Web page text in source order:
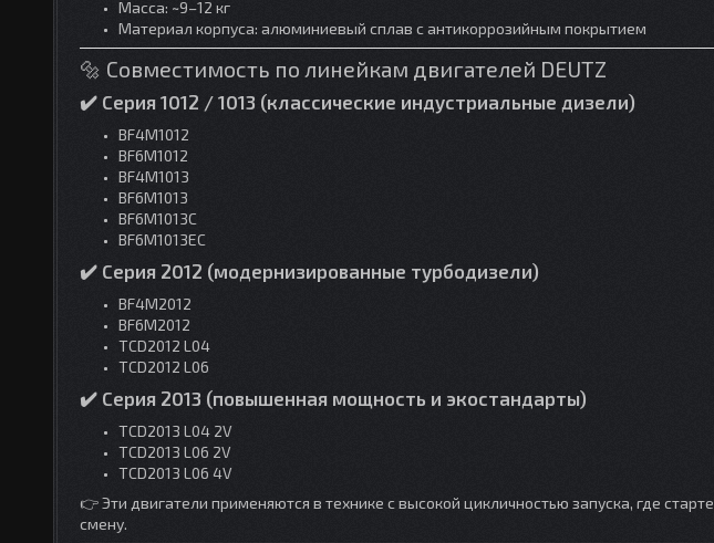
Масса: ~9–12 кг
Материал корпуса: алюминиевый сплав с антикоррозийным покрытием
🔩 Совместимость по линейкам двигателей DEUTZ
✔️ Серия 1012 / 1013 (классические индустриальные дизели)
BF4M1012
BF6M1012
BF4M1013
BF6M1013
BF6M1013C
BF6M1013EC
✔️ Серия 2012 (модернизированные турбодизели)
BF4M2012
BF6M2012
TCD2012 L04
TCD2012 L06
✔️ Серия 2013 (повышенная мощность и экостандарты)
TCD2013 L04 2V
TCD2013 L06 2V
TCD2013 L06 4V
👉 Эти двигатели применяются в технике с высокой цикличностью запуска, где
смену.